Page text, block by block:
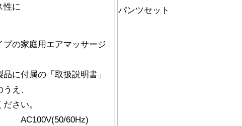
性に
プの家庭用エアマッサージ
に付属の「取扱説明書」
え、
さい。
60Hz)